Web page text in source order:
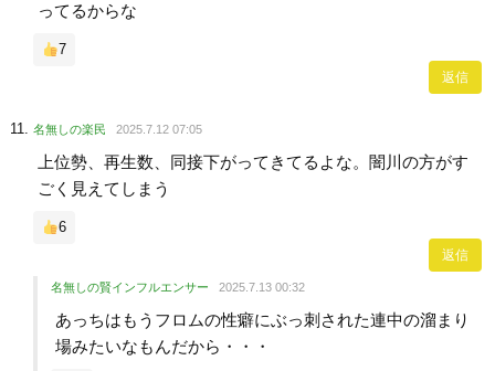
ってるからな
7
返信
名無しの楽民 2025.7.12 07:05
上位勢、再生数、同接下がってきてるよな。闇川の方がす
ごく見えてしまう
6
返信
名無しの賢インフルエンサー 2025.7.13 00:32
あっちはもうフロムの性癖にぶっ刺された連中の溜まり
場みたいなもんだから・・・